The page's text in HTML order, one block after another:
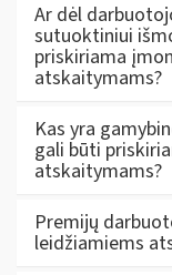
Ar dėl
sutuoktiniui
priskiriama
atskaitymams?
Kas yra
gali būti
atskaitymams?
Premijų
leidžiamiems